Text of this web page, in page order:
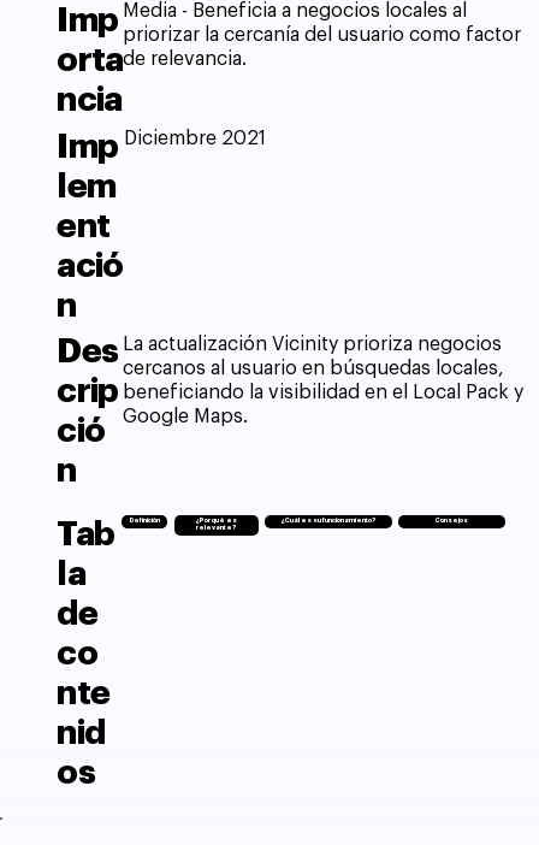
Imp
orta
ncia
Media - Beneficia a negocios locales al
priorizar la cercanía del usuario como factor
de relevancia.
Imp
lem
ent
ació
n
Diciembre 2021
Des
crip
ció
n
La actualización Vicinity prioriza negocios
cercanos al usuario en búsquedas locales,
beneficiando la visibilidad en el Local Pack y
Google Maps.
Tab
la
de
co
nte
nid
os
Definición
¿Por qué es
relevante?
¿Cuál es su funcionamiento? Consejos